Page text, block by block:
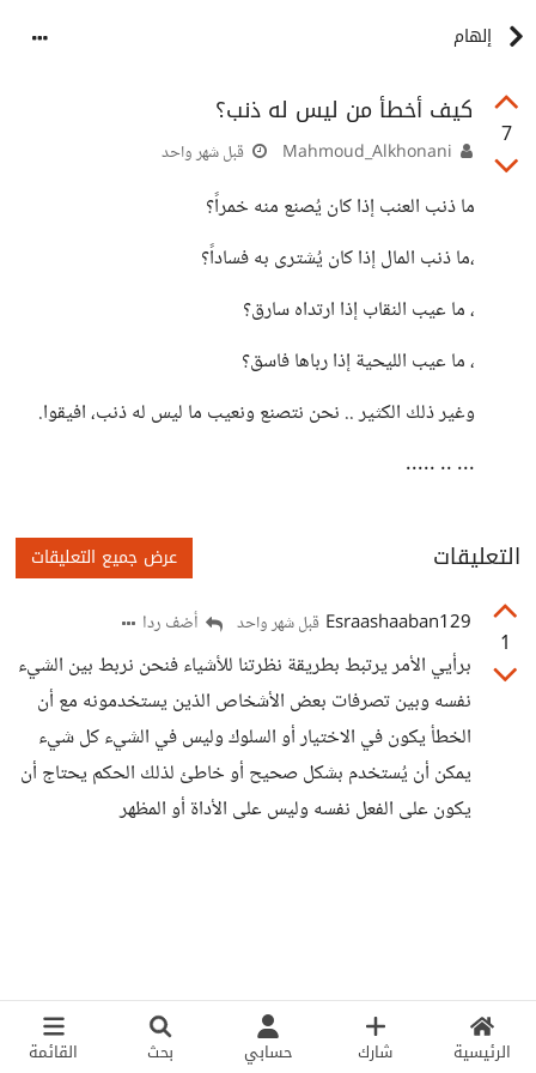
الرئيسية شارك حسابي بحث القائمة
إلهام
7
كيف أخطأ من ليس له ذنب؟
قبل شهر واحد
ما ذنب العنب إذا كان يُصنع منه خمراً؟
،ما ذنب المال إذا كان يُشترى به فساداً؟
، ما عيب النقاب إذا ارتداه سارق؟
، ما عيب الليحية إذا رباها فاسق؟
وغير ذلك الكثير .. نحن نتصنع ونعيب ما ليس له ذنب، افيقوا.
... .. .....
التعليقات عرض جميع التعليقات
1
Esraashaaban129 قبل شهر واحد أضف ردا
برأيي الأمر يرتبط بطريقة نظرتنا للأشياء فنحن نربط بين الشيء
نفسه وبين تصرفات بعض الأشخاص الذين يستخدمونه مع أن
الخطأ يكون في الاختيار أو السلوك وليس في الشيء كل شيء
يمكن أن يُستخدم بشكل صحيح أو خاطئ لذلك الحكم يحتاج أن
يكون على الفعل نفسه وليس على الأداة أو المظهر